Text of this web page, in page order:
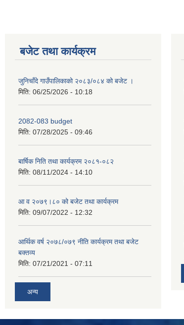
बजेट तथा कार्यक्रम
जुनिचाँदे गाउँपालिकाको २०८३/०८४ को बजेट ।
मिति: 06/25/2026 - 10:18
2082-083 budget
मिति: 07/28/2025 - 09:46
बार्षिक निति तथा कार्यक्रम २०८१-०८२
मिति: 08/11/2024 - 14:10
आ व २०७९।८० को बजेट तथा कार्यक्रम
मिति: 09/07/2022 - 12:32
आर्थिक वर्ष २०७८/०७९ नीति कार्यक्रम तथा बजेट
बक्तव्य
मिति: 07/21/2021 - 07:11
अन्य